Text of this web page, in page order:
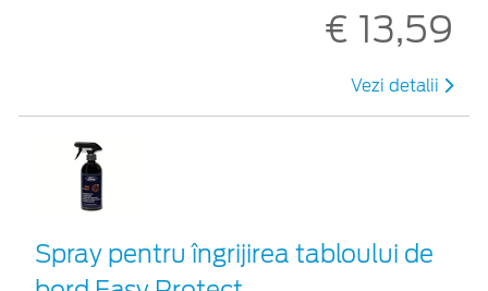
€ 13,59
Vezi detalii
Spray pentru îngrijirea tabloului de